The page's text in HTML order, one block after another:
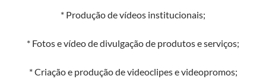
* Produção de vídeos institucionais;
* Fotos e vídeo de divulgação de produtos e serviços;
* Criação e produção de videoclipes e videopromos;